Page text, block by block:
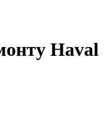
Haval